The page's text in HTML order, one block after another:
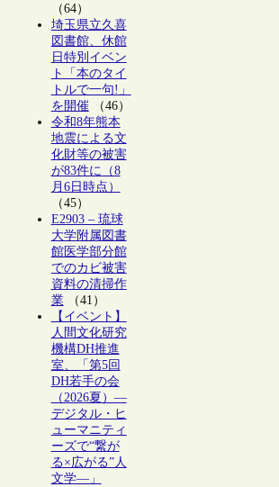
（64）
埼玉県立久喜
図書館、休館
日特別イベン
ト「本のタイ
トルで一句!」
を開催（46）
令和8年熊本
地震による文
化財等の被害
が83件に（8
月6日時点）
（45）
E2903 – 琉球
大学附属図書
館医学部分館
でのカビ被害
資料の清掃作
業（41）
【イベント】
人間文化研究
機構DH推進
室、「第5回
DH若手の会
（2026夏）―
デジタル・ヒ
ューマニティ
ーズで“繋が
る×広がる”人
文学―」